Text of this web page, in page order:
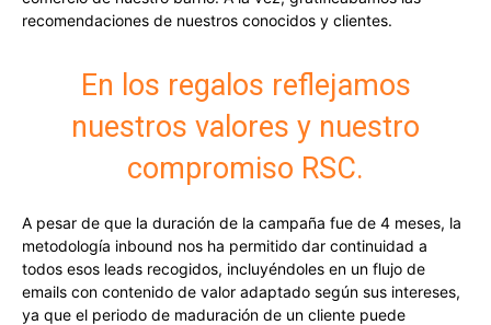
recomendaciones de nuestros conocidos y clientes.
En los regalos reflejamos
nuestros valores y nuestro
compromiso RSC.
A pesar de que la duración de la campaña fue de 4 meses, la
metodología inbound nos ha permitido dar continuidad a
todos esos leads recogidos, incluyéndoles en un flujo de
emails con contenido de valor adaptado según sus intereses,
ya que el periodo de maduración de un cliente puede